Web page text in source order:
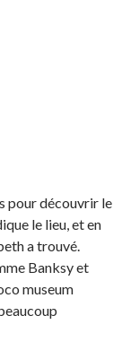
pour découvrir le
le lieu, et en
a trouvé.
Banksy et
museum